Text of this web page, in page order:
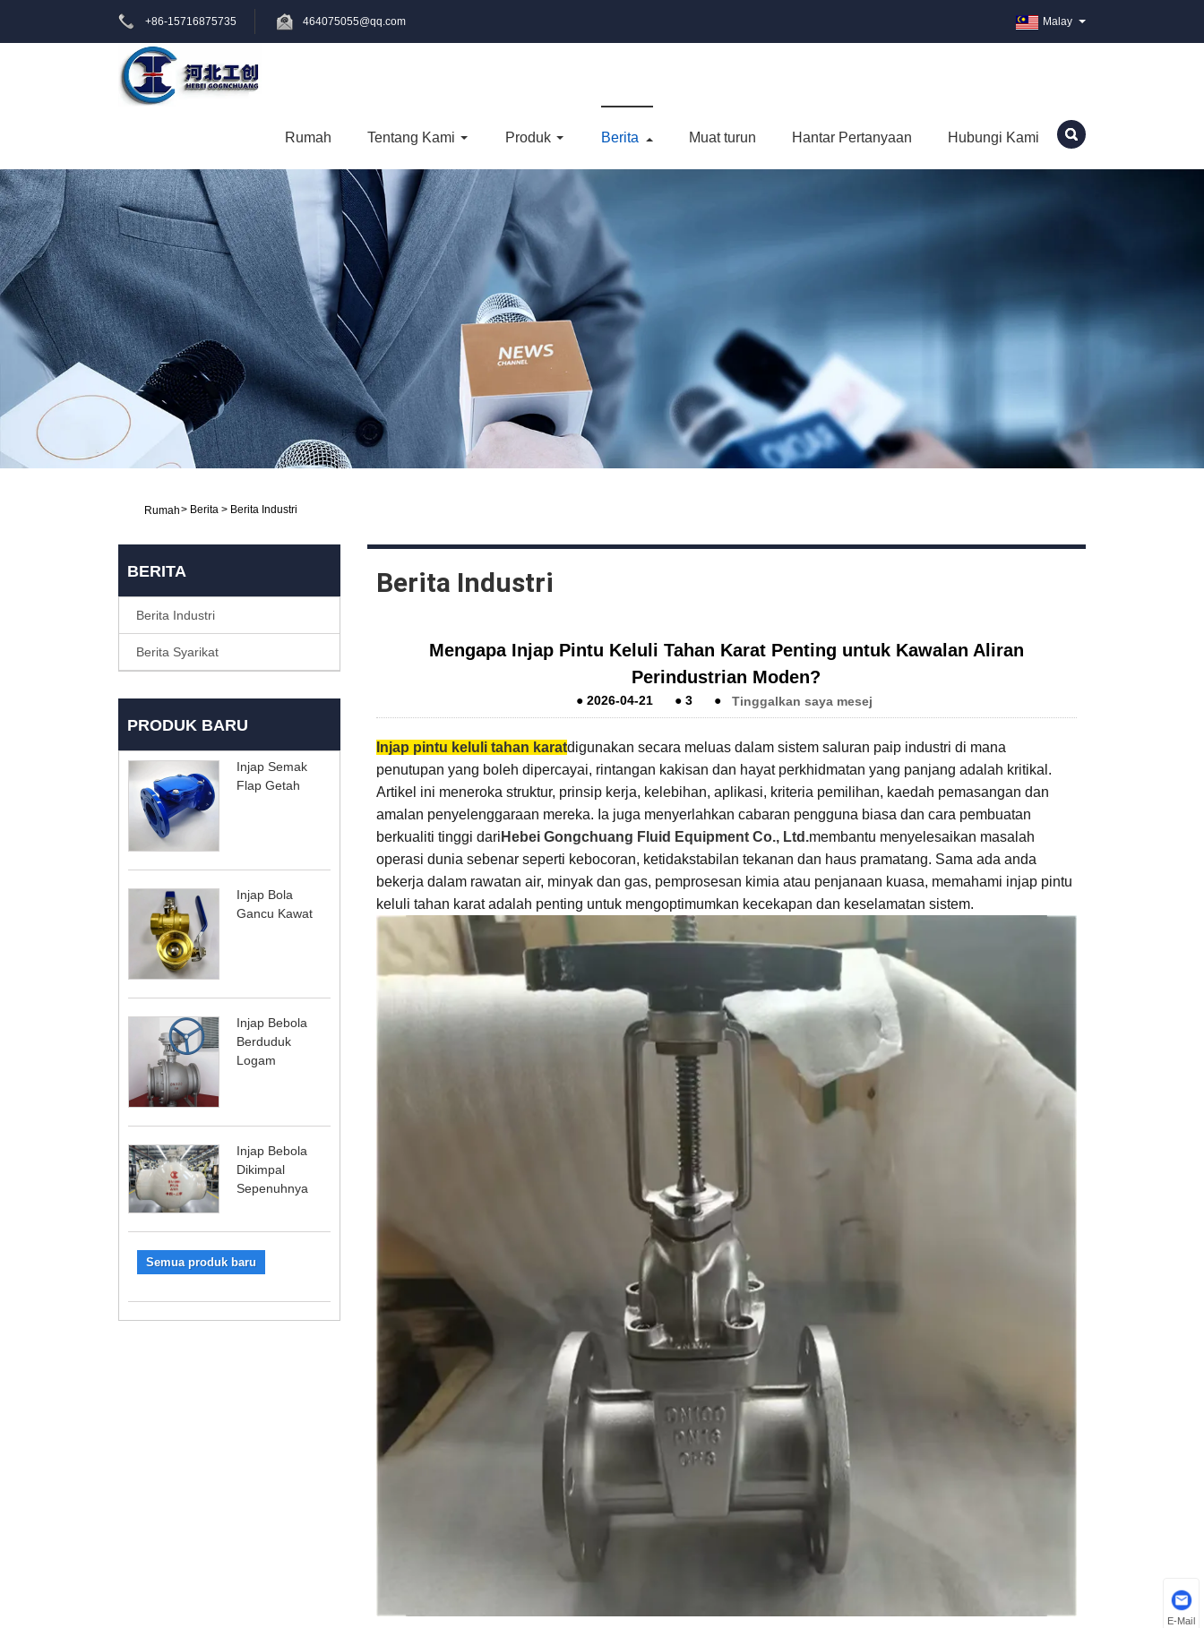
+86-15716875735 464075055@qq.com Malay
Rumah Tentang Kami Produk Berita Muat turun Hantar Pertanyaan Hubungi Kami
Rumah> Berita > Berita Industri
BERITA
Berita Industri
Berita Syarikat
PRODUK BARU
Injap Semak
Flap Getah
Injap Bola
Gancu Kawat
Injap Bebola
Berduduk
Logam
Injap Bebola
Dikimpal
Sepenuhnya
Semua produk baru
Berita Industri
Mengapa Injap Pintu Keluli Tahan Karat Penting untuk Kawalan Aliran
Perindustrian Moden?
●2026-04-21 ●3 ● Tinggalkan saya mesej
Injap pintu keluli tahan karatdigunakan secara meluas dalam sistem saluran paip industri di mana
penutupan yang boleh dipercayai, rintangan kakisan dan hayat perkhidmatan yang panjang adalah kritikal.
Artikel ini meneroka struktur, prinsip kerja, kelebihan, aplikasi, kriteria pemilihan, kaedah pemasangan dan
amalan penyelenggaraan mereka. Ia juga menyerlahkan cabaran pengguna biasa dan cara pembuatan
berkualiti tinggi dari Hebei Gongchuang Fluid Equipment Co., Ltd.membantu menyelesaikan masalah
operasi dunia sebenar seperti kebocoran, ketidakstabilan tekanan dan haus pramatang. Sama ada anda
bekerja dalam rawatan air, minyak dan gas, pemprosesan kimia atau penjanaan kuasa, memahami injap pintu
keluli tahan karat adalah penting untuk mengoptimumkan kecekapan dan keselamatan sistem.
E-Mail